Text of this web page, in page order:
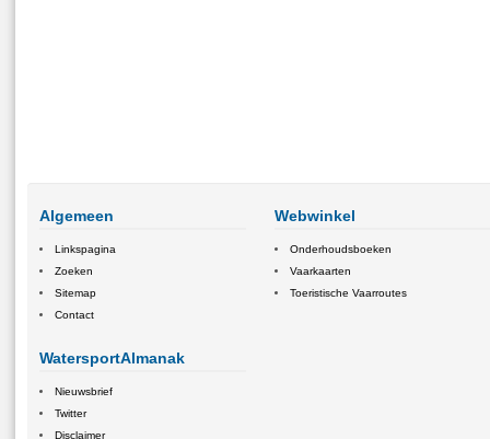
Algemeen
Linkspagina
Zoeken
Sitemap
Contact
WatersportAlmanak
Nieuwsbrief
Twitter
Disclaimer
Webwinkel
Onderhoudsboeken
Vaarkaarten
Toeristische Vaarroutes